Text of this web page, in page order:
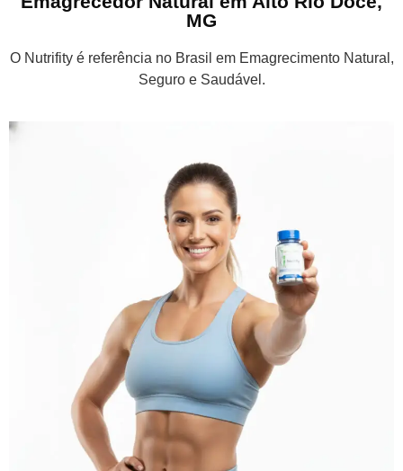
MG
O Nutrifity é referência no Brasil em Emagrecimento Natural,
Seguro e Saudável.